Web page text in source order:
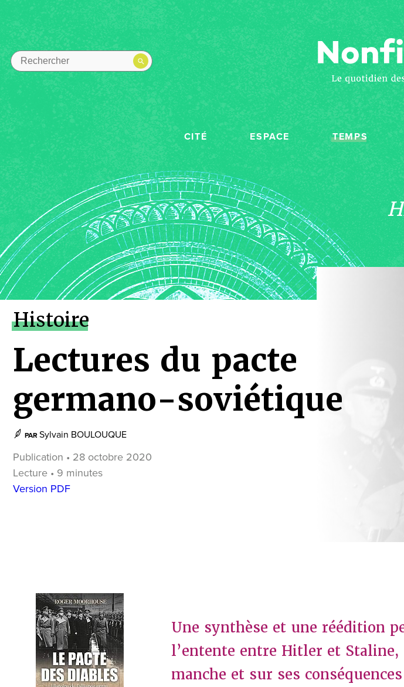
CITÉ ESPACE TEMPS
Histoire
Lectures du pacte
germano-soviétique
PAR Sylvain BOULOUQUE
Publication • 28 octobre 2020
Lecture • 9 minutes
Version PDF
Une synthèse et une réédition
l’entente entre Hitler et
manche et sur ses